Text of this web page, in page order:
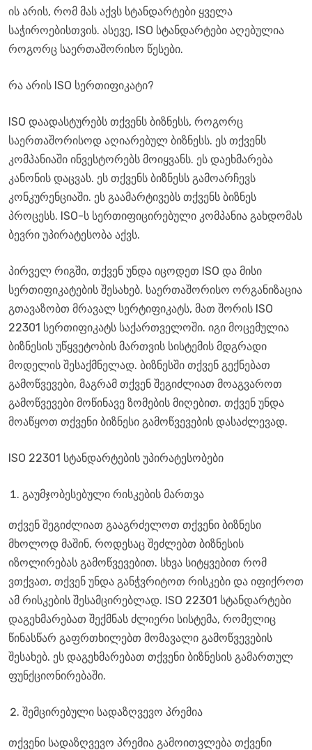
ის არის, რომ მას აქვს სტანდარტები ყველა
საჭიროებისთვის. ასევე, ISO სტანდარტები აღებულია
როგორც საერთაშორისო წესები.
რა არის ISO სერთიფიკატი?
ISO დაადასტურებს თქვენს ბიზნესს, როგორც
საერთაშორისოდ აღიარებულ ბიზნესს. ეს თქვენს
კომპანიაში ინვესტორებს მოიყვანს. ეს დაეხმარება
კანონის დაცვას. ეს თქვენს ბიზნესს გამოარჩევს
კონკურენციაში. ეს გაამარტივებს თქვენს ბიზნეს
პროცესს. ISO-ს სერთიფიცირებული კომპანია გახდომას
ბევრი უპირატესობა აქვს.
პირველ რიგში, თქვენ უნდა იცოდეთ ISO და მისი
სერთიფიკატების შესახებ. საერთაშორისო ორგანიზაცია
გთავაზობთ მრავალ სერტიფიკატს, მათ შორის ISO
22301 სერთიფიკატს საქართველოში. იგი მოცემულია
ბიზნესის უწყვეტობის მართვის სისტემის მდგრადი
მოდელის შესაქმნელად. ბიზნესში თქვენ გექნებათ
გამოწვევები, მაგრამ თქვენ შეგიძლიათ მოაგვაროთ
გამოწვევები მოწინავე ზომების მიღებით. თქვენ უნდა
მოაწყოთ თქვენი ბიზნესი გამოწვევების დასაძლევად.
ISO 22301 სტანდარტების უპირატესობები
გაუმჯობესებული რისკების მართვა
თქვენ შეგიძლიათ გააგრძელოთ თქვენი ბიზნესი
მხოლოდ მაშინ, როდესაც შეძლებთ ბიზნესის
იზოლირებას გამოწვევებით. სხვა სიტყვებით რომ
ვთქვათ, თქვენ უნდა განჭვრიტოთ რისკები და იფიქროთ
ამ რისკების შესამცირებლად. ISO 22301 სტანდარტები
დაგეხმარებათ შექმნას ძლიერი სისტემა, რომელიც
წინასწარ გაფრთხილებთ მომავალი გამოწვევების
შესახებ. ეს დაგეხმარებათ თქვენი ბიზნესის გამართულ
ფუნქციონირებაში.
შემცირებული სადაზღვევო პრემია
თქვენი სადაზღვევო პრემია გამოითვლება თქვენი